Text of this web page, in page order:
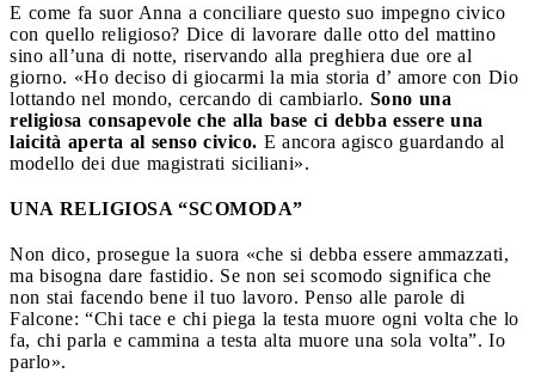
E come fa suor Anna a conciliare questo suo impegno civico
con quello religioso? Dice di lavorare dalle otto del mattino
sino all’una di notte, riservando alla preghiera due ore al
giorno. «Ho deciso di giocarmi la mia storia d’ amore con Dio
lottando nel mondo, cercando di cambiarlo. Sono una
religiosa consapevole che alla base ci debba essere una
laicità aperta al senso civico. E ancora agisco guardando al
modello dei due magistrati siciliani».
UNA RELIGIOSA “SCOMODA”
Non dico, prosegue la suora «che si debba essere ammazzati,
ma bisogna dare fastidio. Se non sei scomodo significa che
non stai facendo bene il tuo lavoro. Penso alle parole di
Falcone: “Chi tace e chi piega la testa muore ogni volta che lo
fa, chi parla e cammina a testa alta muore una sola volta”. Io
parlo».